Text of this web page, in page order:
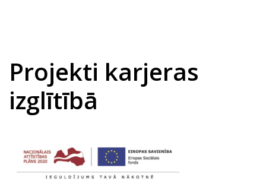
Projekti karjeras
izglītībā